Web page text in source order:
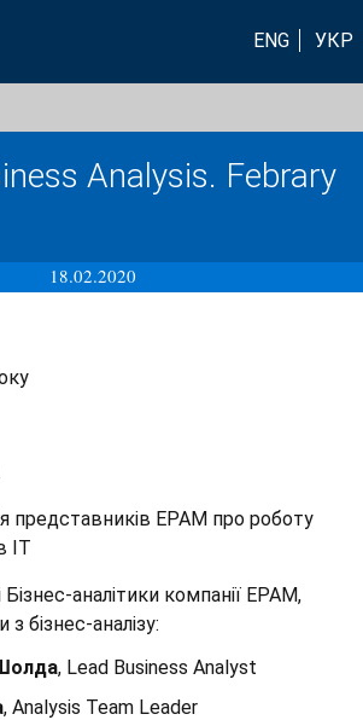
ENG УКР
Analysis. Febrary
18.02.2020
представників EPAM про роботу
ІТ
аналітики компанії EPAM,
бізнес-аналізу:
, Lead Business Analyst
, Analysis Team Leader